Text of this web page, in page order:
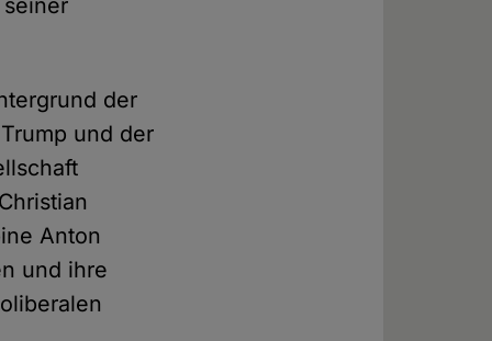
der
und der
Anton
und ihre